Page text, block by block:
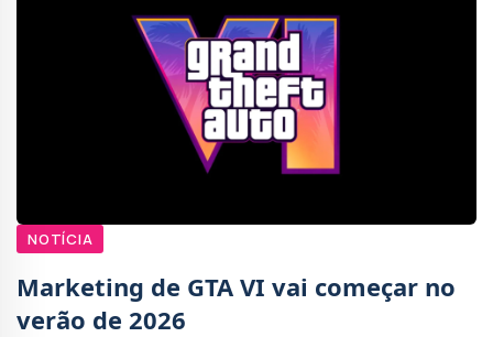
NOTÍCIA
Marketing de GTA VI vai começar no
verão de 2026